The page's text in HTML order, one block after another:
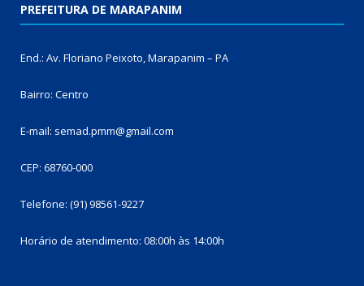
PREFEITURA DE MARAPANIM
End.: Av. Floriano Peixoto, Marapanim – PA
Bairro: Centro
E-mail: semad.pmm@gmail.com
CEP: 68760-000
Telefone: (91) 98561-9227
Horário de atendimento: 08:00h às 14:00h